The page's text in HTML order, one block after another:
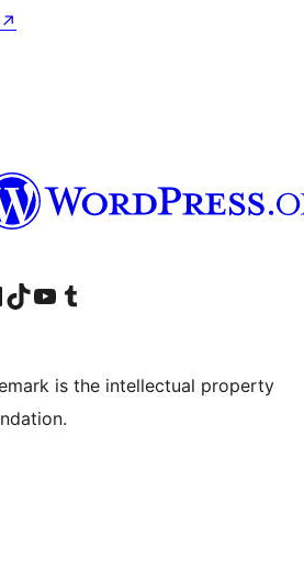
↗
ziyaret edin
TikTok hesabımızı ziyaret edinYouTube kanalımızı ziyaret edinTumblr hesabımızı ziyaret edin
is the intellectual property